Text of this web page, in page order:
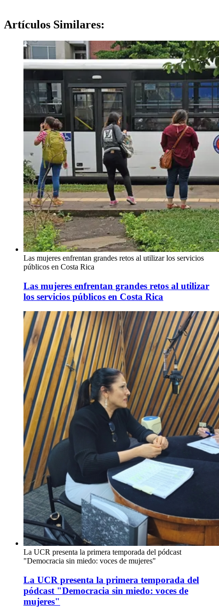
Artículos Similares:
Las mujeres enfrentan grandes retos al utilizar los servicios
públicos en Costa Rica
Las mujeres enfrentan grandes retos al utilizar
los servicios públicos en Costa Rica
La UCR presenta la primera temporada del pódcast
"Democracia sin miedo: voces de mujeres"
La UCR presenta la primera temporada del
pódcast "Democracia sin miedo: voces de
mujeres"